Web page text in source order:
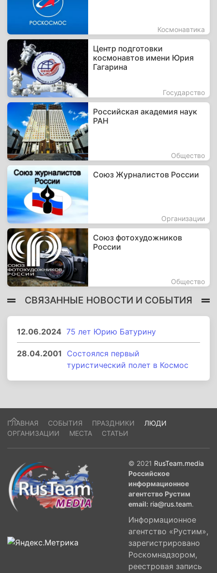
Космонавтика
Центр подготовки
космонавтов имени Юрия
Гагарина
Государство
Российская академия наук
РАН
Общество
Союз Журналистов России
Организации
Союз фотохудожников
России
Общество
СВЯЗАННЫЕ НОВОСТИ И СОБЫТИЯ
12.06.2024 75 лет Юрию Батурину
28.04.2001
Состоялся первый
туристический полет в Космос
ГЛАВНАЯ СОБЫТИЯ ПРАЗДНИКИ
ЛЮДИ
ОРГАНИЗАЦИИ
МЕСТА СТАТЬИ
© 2021 RusTeam.media
Российское
информационное
агентство Рустим
email: ria@rus.team.
Информационное
агентство «Рустим»,
зарегистрировано
Роскомнадзором,
реестровая запись